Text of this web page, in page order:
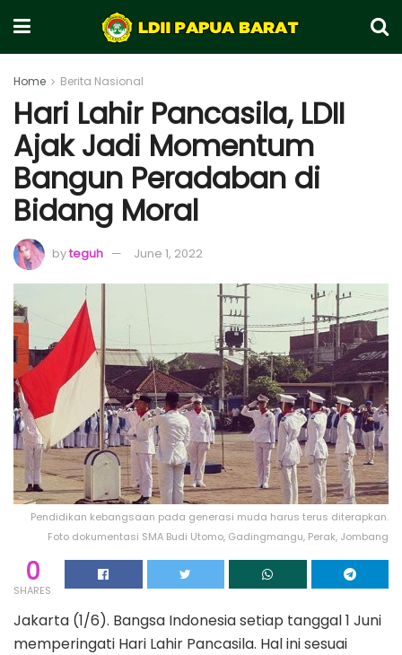
Home Berita Nasional
Hari Lahir Pancasila, LDII
Ajak Jadi Momentum
Bangun Peradaban di
Bidang Moral
byteguh June 1, 2022
Pendidikan kebangsaan pada generasi muda harus terus diterapkan.
Foto dokumentasi SMA Budi Utomo, Gadingmangu, Perak, Jombang
0
SHARES
Jakarta (1/6). Bangsa Indonesia setiap tanggal 1 Juni
memperingati Hari Lahir Pancasila. Hal ini sesuai